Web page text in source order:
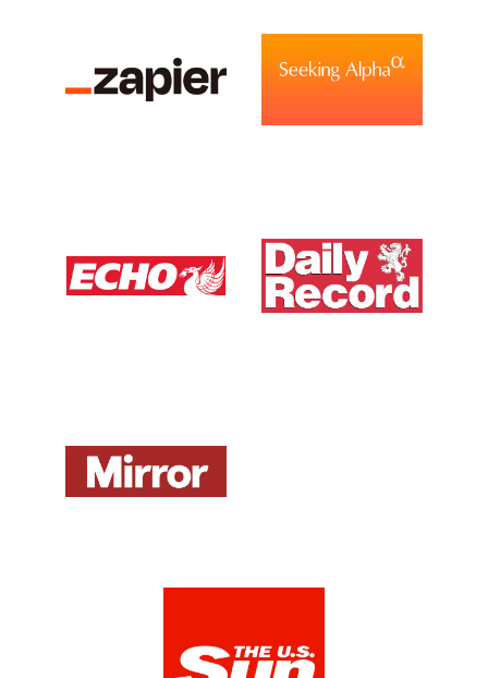
View Media Link 6
View Media Link 1
View Media Link 1
View Media Link 1
View Media Link 1